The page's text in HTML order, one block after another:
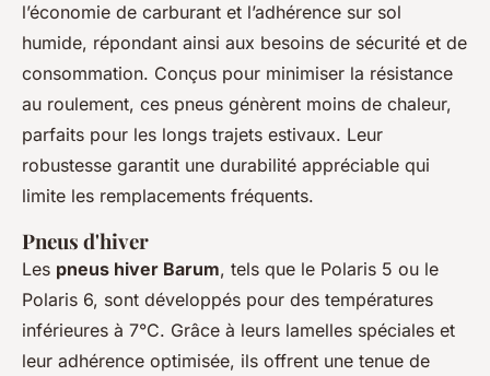
l’économie de carburant et l’adhérence sur sol
humide, répondant ainsi aux besoins de sécurité et de
consommation. Conçus pour minimiser la résistance
au roulement, ces pneus génèrent moins de chaleur,
parfaits pour les longs trajets estivaux. Leur
robustesse garantit une durabilité appréciable qui
limite les remplacements fréquents.
Pneus d'hiver
Les pneus hiver Barum, tels que le Polaris 5 ou le
Polaris 6, sont développés pour des températures
inférieures à 7°C. Grâce à leurs lamelles spéciales et
leur adhérence optimisée, ils offrent une tenue de